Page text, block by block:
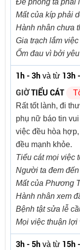
Đề phòng ta phải
Mất của kíp phải
Hành nhân chưa
Gia trạch lắm
Ốm đau vì bởi
1h - 3h và từ 13h
GIỜTIỂU CÁT
Rất tốt lành, đi
phụ nữ báo tin
việc đều hòa
đều mạnh khỏe.
Tiểu cát mọi việc
Người ta đem
Mất của Phương
Hành nhân xem
Bệnh tật sửa lễ
Mọi việc thuận
3h - 5h và từ 15h